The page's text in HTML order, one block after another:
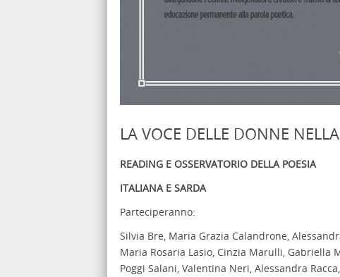
LA VOCE DELLE DONNE
READING E OSSERVATORIO DELLA POESIA
ITALIANA E SARDA
Parteciperanno:
Silvia Bre, Maria Grazia Calandrone,
Maria Rosaria Lasio, Cinzia Marulli, Gabriella
Poggi Salani, Valentina Neri, Alessandra